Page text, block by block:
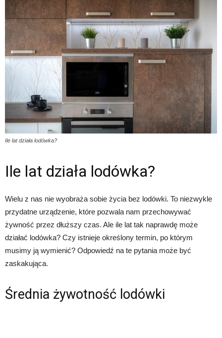
Ile lat działa lodówka?
Ile lat działa lodówka?
Wielu z nas nie wyobraża sobie życia bez lodówki. To niezwykle
przydatne urządzenie, które pozwala nam przechowywać
żywność przez dłuższy czas. Ale ile lat tak naprawdę może
działać lodówka? Czy istnieje określony termin, po którym
musimy ją wymienić? Odpowiedź na te pytania może być
zaskakująca.
Średnia żywotność lodówki